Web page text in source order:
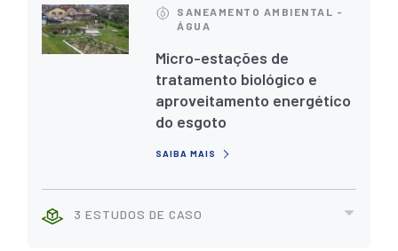
SANEAMENTO AMBIENTAL -
ÁGUA
Micro-estações de
tratamento biológico e
aproveitamento energético
do esgoto
SAIBA MAIS
3 ESTUDOS DE CASO